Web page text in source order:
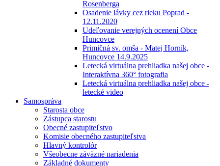
Rosenberga
Osadenie lávky cez rieku Poprad -
12.11.2020
Udeľovanie verejných ocenení Obce
Huncovce
Primičná sv. omša - Matej Horník,
Huncovce 14.9.2025
Letecká virtuálna prehliadka našej obce -
Interaktívna 360° fotografia
Letecká virtuálna prehliadka našej obce -
letecké video
Samospráva
Starosta obce
Zástupca starostu
Obecné zastupiteľstvo
Komisie obecného zastupiteľstva
Hlavný kontrolór
Všeobecne záväzné nariadenia
Základné dokumenty